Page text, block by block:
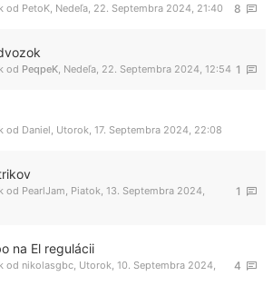
8
od PetoK Nedeľa, 22. Septembra 2024, 21:40
1
od PeqpeK Nedeľa, 22. Septembra 2024, 12:54
od Daniel Utorok, 17. Septembra 2024, 22:08
1
od PearlJam Piatok, 13. Septembra 2024,
na El regulácii
4
od nikolasgbc Utorok, 10. Septembra 2024,